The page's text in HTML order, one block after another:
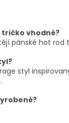
tričko vhodné?
pánské hot
styl